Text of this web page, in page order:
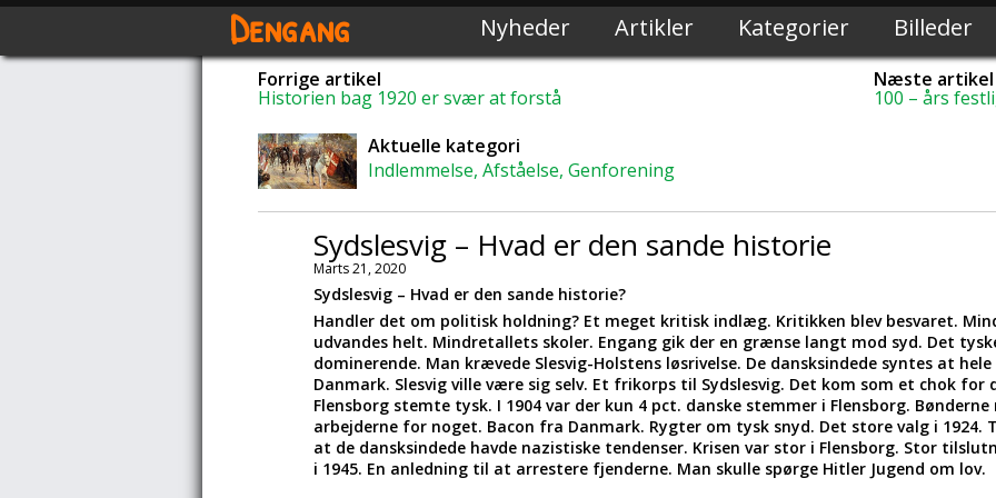
Dengang Nyheder Artikler Kategorier Billeder
Forrige artikel
Historien bag 1920 er svær at forstå
Næste artikel
100 – års
Aktuelle kategori
Indlemmelse, Afståelse, Genforening
Sydslesvig – Hvad er den sande historie
Marts 21, 2020
Sydslesvig – Hvad er den sande historie?
Handler det om politisk holdning? Et meget kritisk indlæg. Kritikken blev besvaret.
udvandes helt. Mindretallets skoler. Engang gik der en grænse langt mod syd. Det
dominerende. Man krævede Slesvig-Holstens løsrivelse. De dansksindede syntes at
Danmark. Slesvig ville være sig selv. Et frikorps til Sydslesvig. Det kom som et chok for
Flensborg stemte tysk. I 1904 var der kun 4 pct. danske stemmer i Flensborg. Bønderne
arbejderne for noget. Bacon fra Danmark. Rygter om tysk snyd. Det store valg i 1924.
at de dansksindede havde nazistiske tendenser. Krisen var stor i Flensborg. Stor
i 1945. En anledning til at arrestere fjenderne. Man skulle spørge Hitler Jugend om lov.